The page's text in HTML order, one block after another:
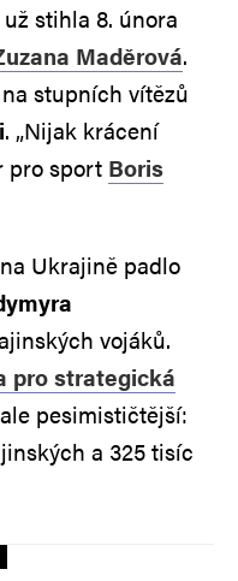
stihla 8. února
Maděrová.
stupních vítězů
. „Nijak krácení
pro sport Boris
na Ukrajině padlo
vojáků.
pro strategická
pesimističtější:
a 325 tisíc